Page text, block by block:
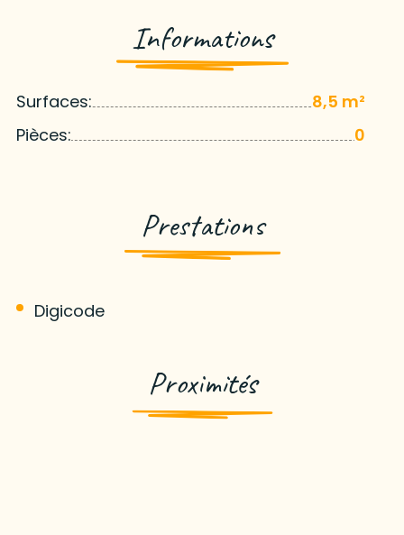
Informations
Surfaces:
8,5 m²
Pièces:
0
Prestations
Digicode
Proximités